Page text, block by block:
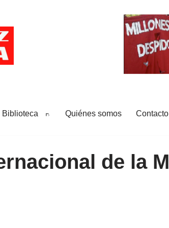
Biblioteca Quiénes somos Contacto
de la